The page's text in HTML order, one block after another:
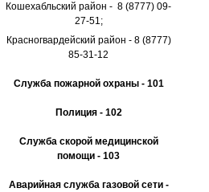
Кошехабльский район - 8 (8777) 09-
27-51;
Красногвардейский район - 8 (8777)
85-31-12
Служба пожарной охраны - 101
Полиция - 102
Служба скорой медицинской
помощи - 103
Аварийная служба газовой сети -